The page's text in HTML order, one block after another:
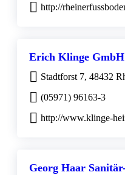
http://
Erich Klinge GmbH
Stadtforst 7, 48432
(05971) 96163-3
http://www.klinge-
Georg Haar